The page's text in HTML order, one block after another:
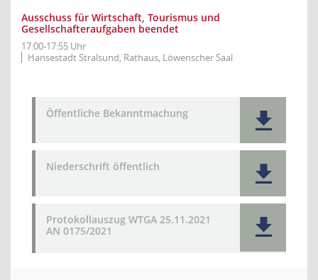
Ausschuss für Wirtschaft, Tourismus und
Gesellschafteraufgaben beendet
17:00-17:55 Uhr
Hansestadt Stralsund, Rathaus, Löwenscher Saal
Öffentliche Bekanntmachung
Niederschrift öffentlich
Protokollauszug WTGA 25.11.2021
AN 0175/2021